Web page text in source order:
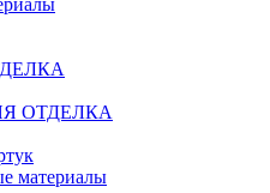
ОТДЕЛКА
материалы